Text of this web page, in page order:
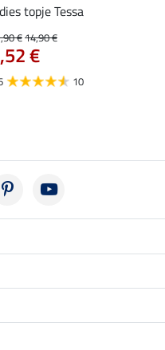
topje Tessa
€14,90 €
€
10